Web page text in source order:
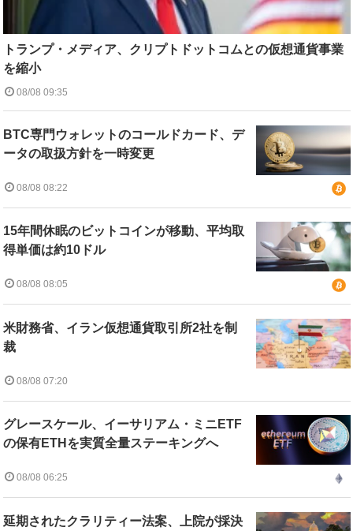
トランプ・メディア、クリプトドットコムとの仮想通貨事業
を縮小
08/08 09:35
BTC専門ウォレットのコールドカード、デ
ータの取扱方針を一時変更
08/08 08:22
15年間休眠のビットコインが移動、平均取
得単価は約10ドル
08/08 08:05
米財務省、イラン仮想通貨取引所2社を制
裁
08/08 07:20
グレースケール、イーサリアム・ミニETF
の保有ETHを実質全量ステーキングへ
08/08 06:25
延期されたクラリティー法案、上院が採決